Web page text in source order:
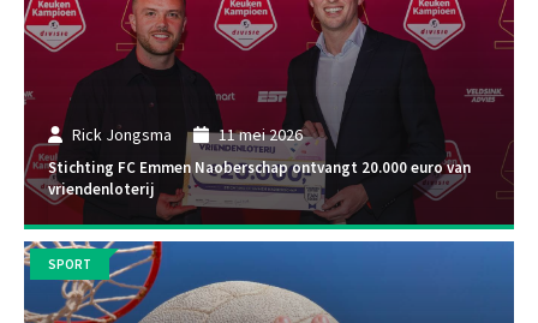
Rick Jongsma 11 mei 2026
Stichting FC Emmen Naoberschap ontvangt 20.000 euro van
vriendenloterij
SPORT